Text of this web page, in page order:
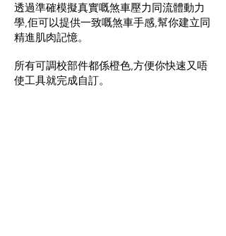
透過準確模擬真實嘅煞車壓力同流體動力
學,佢可以提供一致嘅煞車手感,幫你建立同
精進肌肉記憶。
所有可調校部件都係橙色,方便你快速又唔
使工具就完成自訂。